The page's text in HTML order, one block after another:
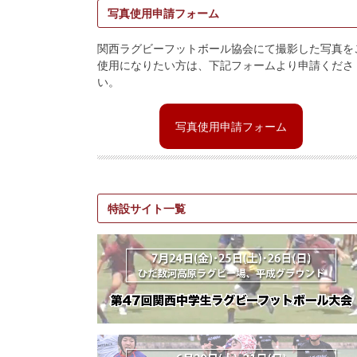
写真使用申請フォーム
関西ラグビーフットボール協会にて撮影した写真を
使用になりたい方は、下記フォームより申請くださ
い。
写真使用申請フォーム
特設サイト一覧